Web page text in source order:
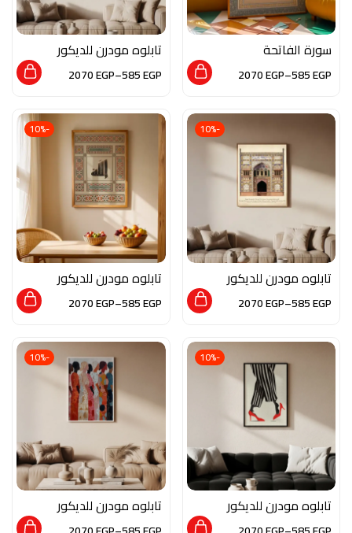
سورة الفاتحة
585EGP
–
2070EGP
تابلوه مودرن للديكور
من الخشب الطبيعي و
الزجاج بلمسه من فن
585EGP
–
2070EGP
-10%
تابلوه مودرن للديكور
من الخشب الطبيعي و
الزجاج بلمسه من الفن
585EGP
–
2070EGP
-10%
تابلوه مودرن للديكور
من الخشب الطبيعي و
الزجاج بلمسه من الفن
585EGP
–
2070EGP
-10%
تابلوه مودرن للديكور
من الخشب الطبيعي و
-10%
تابلوه مودرن للديكور
من الخشب الطبيعي و